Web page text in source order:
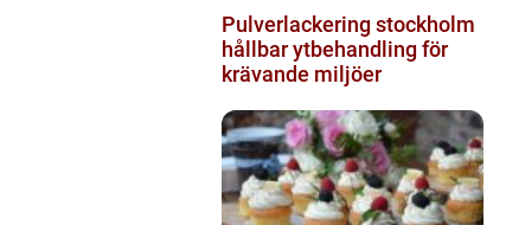
Pulverlackering stockholm
hållbar ytbehandling för
krävande miljöer